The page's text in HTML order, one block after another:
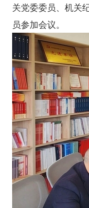
关党委委员、机关
员参加会议。